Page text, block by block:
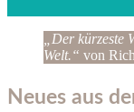
„Der kürzeste
Welt.“ von
Neues aus